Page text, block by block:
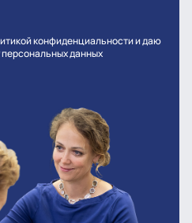
конфиденциальности и даю
данных